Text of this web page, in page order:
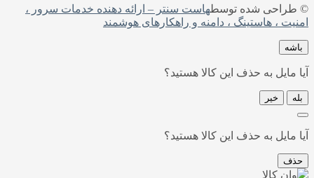
© طراحی شده توسطهاست سنتر – ارائه دهنده خدمات سرور ،
امنیت ، هاستینگ ، دامنه و راهکارهای هوشمند
باشه
آیا مایل به حذف این کالا هستید؟
بله خیر
آیا مایل به حذف این کالا هستید؟
حذف